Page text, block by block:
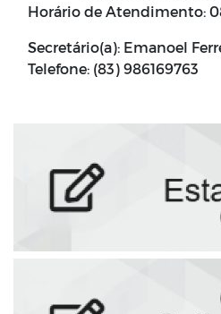
Horário de Atendimento:
Secretário(a): Emanoel
Telefone: (83) 986169763